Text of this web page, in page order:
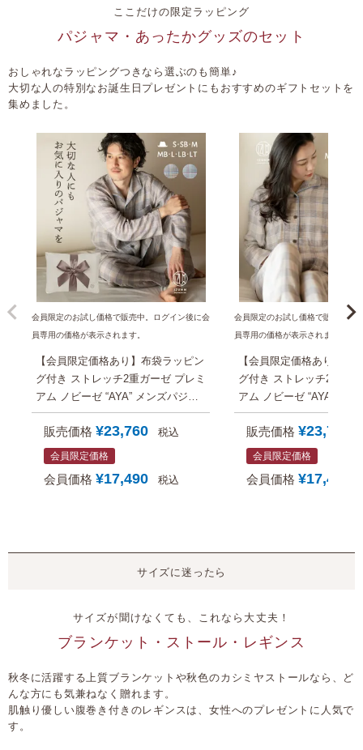
ここだけの限定ラッピング
パジャマ・あったかグッズのセット
おしゃれなラッピングつきなら選ぶのも簡単♪
大切な人の特別なお誕生日プレゼントにもおすすめのギフトセットを
集めました。
会員限定のお試し価格で販売中。ログイン後に会
員専用の価格が表示されます。
【会員限定価格あり】布袋ラッピン
グ付き ストレッチ2重ガーゼ プレミ
アム ノビーゼ “AYA” メンズパジャ
マのギフトセット
販売価格 ¥23,760 税込
会員限定価格
会員価格 ¥17,490 税込
会員限定のお試し価格で販売中。
員専用の価格が表示されます。
【会員限定価格あり】布
グ付き ストレッチ2重ガ
アム ノビーゼ “AYA” レ
ジャマのギフトセット【
料】
販売価格 ¥23,760
会員限定価格
会員価格 ¥17,490
サイズに迷ったら
サイズが聞けなくても、これなら大丈夫！
ブランケット・ストール・レギンス
秋冬に活躍する上質ブランケットや秋色のカシミヤストールなら、ど
んな方にも気兼ねなく贈れます。
肌触り優しい腹巻き付きのレギンスは、女性へのプレゼントに人気で
す。